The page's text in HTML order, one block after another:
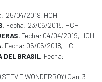
25/04/2019, HCH
, Fecha: 23/06/2018, HCH
, Fecha: 04/04/2019, HCH
, Fecha: 05/05/2018, HCH
DEL BRASIL, Fecha:
WONDERBOY) Gan. 3